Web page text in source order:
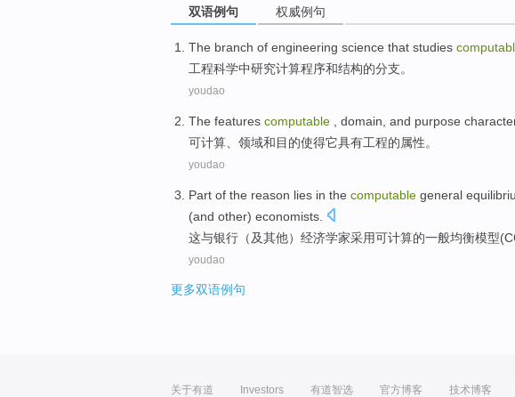
双语例句 权威例句
The branch of engineering science that studies
工程科学中研究计算程序和结构的分支。
youdao
The features computable domain and purpose
可计算、 领域和目的使得它具有工程的属性。
youdao
Part of the reason lies in the computable general
(and other) economists
这与银行 （及其他） 经济学家采用可计算的一般均衡模型(
youdao
更多双语例句
关于有道 Investors 有道智选 官方博客 技术博客